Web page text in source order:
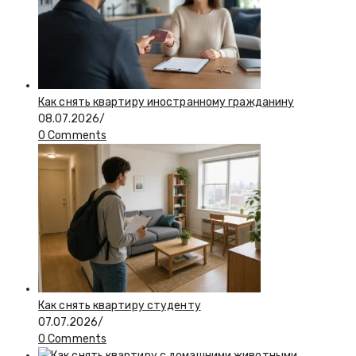
Как снять квартиру иностранному гражданину
08.07.2026/
0 Comments
Как снять квартиру студенту
07.07.2026/
0 Comments